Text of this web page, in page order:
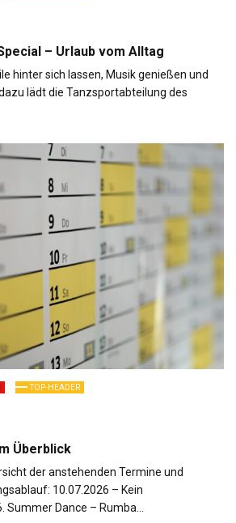
– Urlaub vom Alltag
hinter sich lassen, Musik genießen und
lädt die Tanzsportabteilung des
TOP-HEADER
Überblick
der anstehenden Termine und
10.07.2026 – Kein
Summer Dance – Rumba…